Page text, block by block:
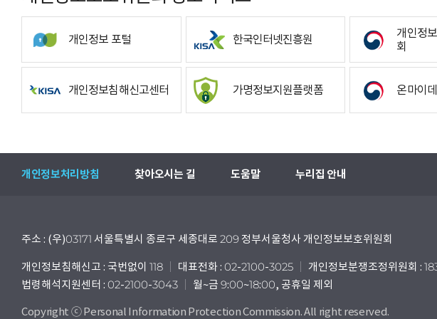
개인정보 포털 한국인터넷진흥원
개인정
회
개인정보침해신고센터 가명정보지원플랫폼 온마이
개인정보처리방침 찾아오시는 길 도움말 누리집 안내
주소 : (우)03171 서울특별시 종로구 세종대로 209 정부서울청사 개인정보보호위원회
개인정보침해신고 : 국번없이 118 대표전화 : 02-2100-3025
개인정보분쟁조정위원회 :
법령해석지원센터 : 02-2100-3043
월~금 9:00~18:00, 공휴일 제외
Copyright ⓒ Personal Information Protection Commission. All right reserved.